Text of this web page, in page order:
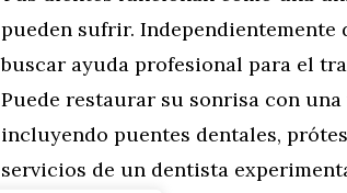
pueden sufrir. Independientemente
buscar ayuda profesional para el
Puede restaurar su sonrisa con
incluyendo puentes dentales,
servicios de un dentista